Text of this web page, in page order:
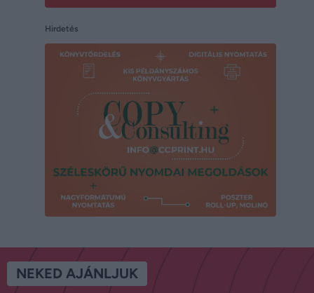
Hirdetés
NEKED AJÁNLJUK